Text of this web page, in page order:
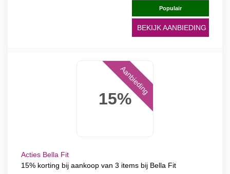
Populair
BEKIJK AANBIEDING
15%
Aanbieding
Acties Bella Fit
15% korting bij aankoop van 3 items bij Bella Fit